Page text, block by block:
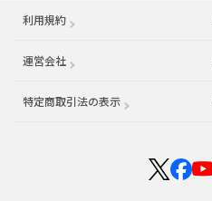
利用規約
運営会社 （別ウィンドウで開く）
特定商取引法の表示